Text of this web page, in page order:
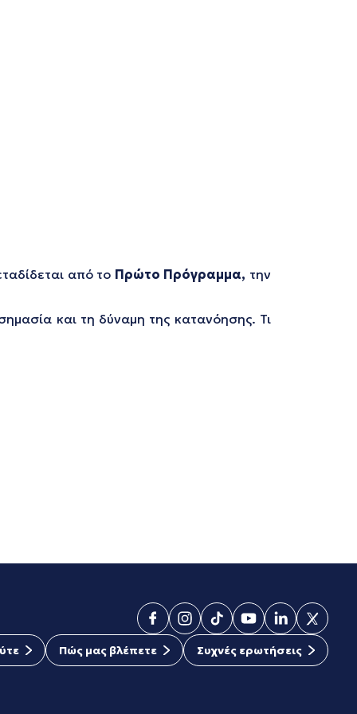
από το Πρώτο Πρόγραμμα, την
και τη δύναμη της κατανόησης. Τι
Πώς μας βλέπετε Συχνές ερωτήσεις